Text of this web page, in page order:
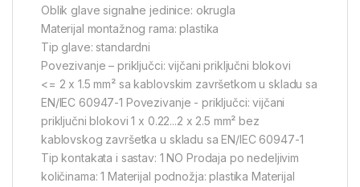
Oblik glave signalne jedinice: okrugla
Materijal montažnog rama: plastika
Tip glave: standardni
Povezivanje – priključci: vijčani priključni blokovi
<= 2 x 1.5 mm² sa kablovskim završetkom u skladu sa
EN/IEC 60947-1 Povezivanje - priključci: vijčani
priključni blokovi 1 x 0.22...2 x 2.5 mm² bez
kablovskog završetka u skladu sa EN/IEC 60947-1
Tip kontakata i sastav: 1 NO Prodaja po nedeljivim
količinama: 1 Materijal podnožja: plastika Materijal